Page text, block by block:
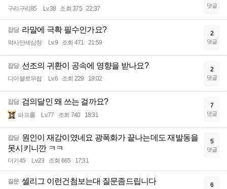
구리구리85 Lv.38 조회 375 22:37 댓글
잡담 라말에 극확 필수인가요?
악사만세삼창 Lv.9 조회 471 21:59
2
댓글
잡담 선조의 귀환이 공속에 영향을 받나요?
디아블로우잡 Lv.6 조회 229 19:02
2
댓글
잡담 검의달인 왜 쓰는 걸까요?
파프롤 Lv.77 조회 740 18:31
7
댓글
잡담 원인이 재감이였네요 광폭화가 끝나는데도 재발동을
못시키니깐 ㅋㅋ
더기45 Lv.23 조회 665 17:31
5
댓글
질문 셀리그 이런건첨보는대 질문좀드립니다 6